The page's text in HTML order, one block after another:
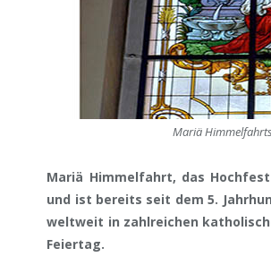
Mariä
Mariä Himmelfahrt, das
und ist bereits seit dem 5.
weltweit in zahlreichen
Feiertag.